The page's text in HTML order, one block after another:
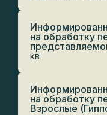
на обработку
KB
на обработку
Взрослые